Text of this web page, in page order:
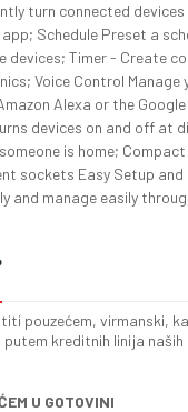
turn connected
Schedule Preset a
devices; Timer - Create
Voice Control Manage
Alexa or the
devices on and off at
is home;
sockets Easy Setup and
and manage easily
pouzećem, virmanski,
kreditnih linija
U GOTOVINI